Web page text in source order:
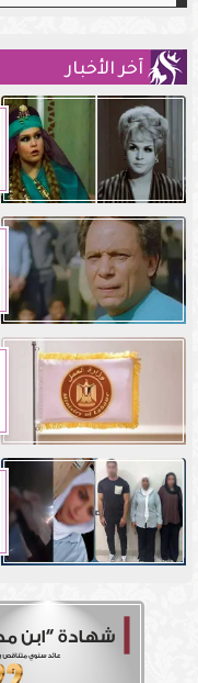
آخر الأخبار